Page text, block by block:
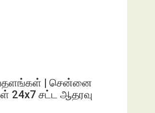
| சென்னை
24x7 சட்ட ஆதரவு